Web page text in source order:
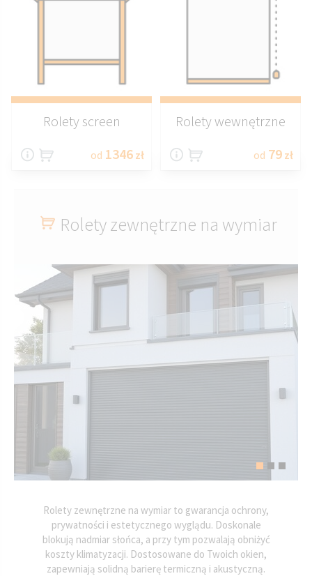
Rolety screen
od 1346 zł
Rolety wewnętrzne
od 79 zł
Rolety zewnętrzne na wymiar
Rolety zewnętrzne na wymiar to gwarancja ochrony,
prywatności i estetycznego wyglądu. Doskonale
blokują nadmiar słońca, a przy tym pozwalają obniżyć
koszty klimatyzacji. Dostosowane do Twoich okien,
zapewniają solidną barierę termiczną i akustyczną.